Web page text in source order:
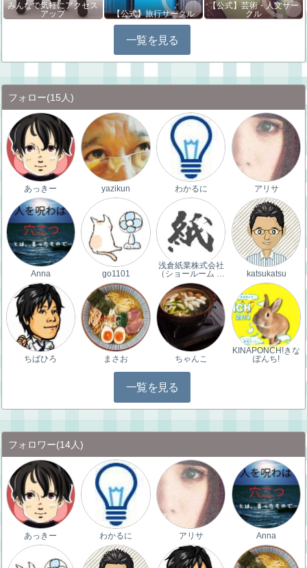
みんなで気軽にアクセス
アップ
【公式】旅行サークル
【公式】芸術・人文サー
クル
一覧を見る
フォロー(15人)
あっきー yazikun わかるに アリサ
Anna go1101
浅倉紙業株式会社
（ショールーム …
katsukatsu
ちばひろ まさお ちゃんこ
KINAPONCH!きな
ぽんち!
一覧を見る
フォロワー(14人)
あっきー わかるに アリサ Anna